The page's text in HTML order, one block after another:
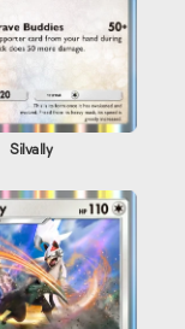
Silvally